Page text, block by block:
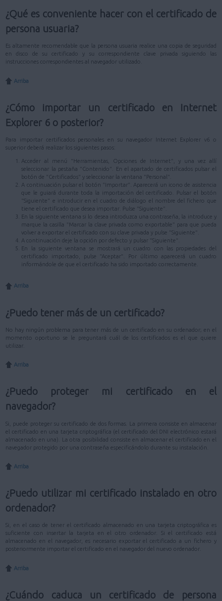
¿Qué es conveniente hacer con el certificado de
persona usuaria?
Es altamente recomendable que la persona usuaria realice una copia de seguridad
en disco de su certificado y su correspondiente clave privada siguiendo las
instrucciones correspondientes al navegador utilizado.
Arriba
¿Cómo importar un certificado en Internet
Explorer 6 o posterior?
Para importar certificados personales en su navegador Internet Explorer v6 o
superior deberá realizar los siguientes pasos:
Acceder al menú "Herramientas, Opciones de Internet", y una vez allí
seleccionar la pestaña "Contenido". En el apartado de certificados pulsar el
botón de "Certificados" y seleccionar la ventana "Personal".
A continuación pulsar el botón "Importar". Aparecerá un icono de asistencia
que le guiará durante toda la importación del certificado. Pulsar el botón
"Siguiente" e introducir en el cuadro de diálogo el nombre del fichero que
tiene el certificado que desea importar. Pulse "Siguiente".
En la siguiente ventana si lo desea introduzca una contraseña, la introduce y
marque la casilla "Marcar la clave privada como exportable" para que pueda
volver a exportar el certificado con su clave privada y pulse "Siguiente".
A continuación deje la opción por defecto y pulsar "Siguiente".
En la siguiente ventana se mostrará un cuadro con las propiedades del
certificado importado, pulse "Aceptar". Por último aparecerá un cuadro
informándole de que el certificado ha sido importado correctamente.
Arriba
¿Puedo tener más de un certificado?
No hay ningún problema para tener más de un certificado en su ordenador; en el
momento oportuno se le preguntará cuál de los certificados es el que quiere
utilizar.
Arriba
¿Puedo proteger mi certificado en el
navegador?
Si, puede proteger su certificado de dos formas. La primera consiste en almacenar
el certificado en una tarjeta criptográfica (el certificado del DNI electrónico estará
almacenado en una). La otra posibilidad consiste en almacenar el certificado en el
navegador protegido por una contraseña especificándolo durante su instalación.
Arriba
¿Puedo utilizar mi certificado instalado en otro
ordenador?
Si, en el caso de tener el certificado almacenado en una tarjeta criptográfica es
suficiente con insertar la tarjeta en el otro ordenador. Si el certificado está
almacenado en el navegador, es necesario exportar el certificado a un fichero y
posteriormente importar el certificado en el navegador del nuevo ordenador.
Arriba
¿Cuándo caduca un certificado de persona